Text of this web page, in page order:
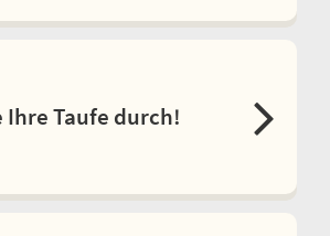
Ihre Taufe durch!